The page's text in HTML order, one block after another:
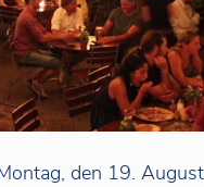
den 19.